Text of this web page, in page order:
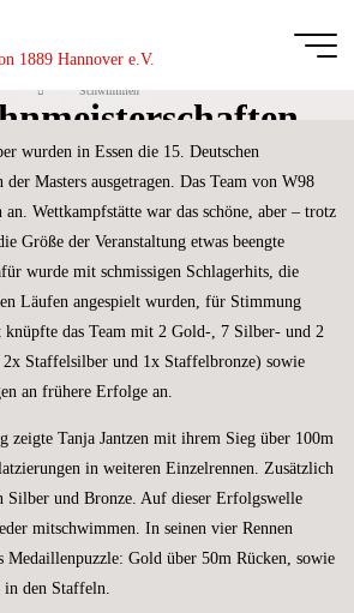
von 1889
Hannover e.V.
DIE
GANZE
DES
SCHWIMM-
WASSERBALLSPORTS
Deutschen
Masters
Schwimmen
wurden in Essen die 15. Deutschen
der Masters ausgetragen. Das Team von W98
Wettkampfstätte war das schöne, aber – trotz
Größe der Veranstaltung etwas beengte
wurde mit schmissigen Schlagerhits, die
Läufen angespielt wurden, für Stimmung
knüpfte das Team mit 2 Gold-, 7 Silber- und 2
Staffelsilber und 1x Staffelbronze) sowie
an frühere Erfolge an.
zeigte Tanja Jantzen mit ihrem Sieg über 100m
in weiteren Einzelrennen. Zusätzlich
Silber und Bronze. Auf dieser Erfolgswelle
mitschwimmen. In seinen vier Rennen
Medaillenpuzzle: Gold über 50m Rücken, sowie
den Staffeln.